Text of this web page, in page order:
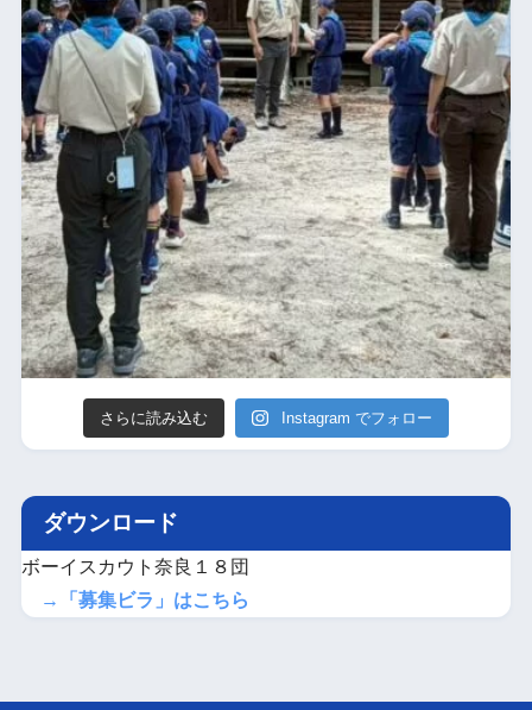
さらに読み込む Instagram でフォロー
ダウンロード
ボーイスカウト奈良１８団
→「募集ビラ」はこちら